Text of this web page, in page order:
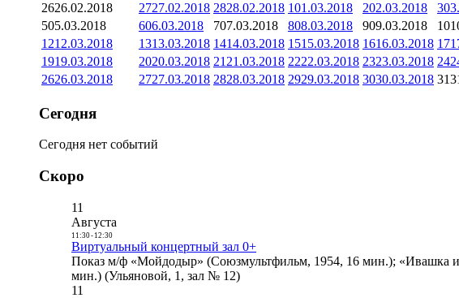
2626.02.2018 2727.02.2018 2828.02.2018 101.03.2018 202.03.2018 3
505.03.2018 606.03.2018 707.03.2018 808.03.2018 909.03.2018 10
1212.03.2018 1313.03.2018 1414.03.2018 1515.03.2018 1616.03.2018 17
1919.03.2018 2020.03.2018 21 21.03.2018 2222.03.2018 2323.03.2018 24
2626.03.2018 2727.03.2018 2828.03.2018 2929.03.2018 3030.03.2018 31
Сегодня
Сегодня нет событий
Скоро
11
Августа
11:30- 12:30
Виртуальный концертный зал 0+
Показ м/ф «Мойдодыр» (Союзмультфильм, 1954, 16 мин.); «Ивашка
мин.) (Ульяновой, 1, зал № 12)
11